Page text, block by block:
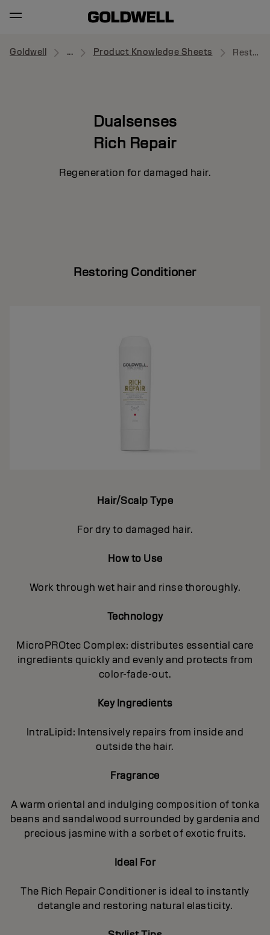
Goldwell ... Product Knowledge Sheets Restoring Conditioner
Dualsenses
Rich Repair
Regeneration for damaged hair.
Restoring Conditioner
Hair/Scalp Type
For dry to damaged hair.
How to Use
Work through wet hair and rinse thoroughly.
Technology
MicroPROtec Complex: distributes essential care
ingredients quickly and evenly and protects from
color-fade-out.
Key Ingredients
IntraLipid: Intensively repairs from inside and
outside the hair.
Fragrance
A warm oriental and indulging composition of tonka
beans and sandalwood surrounded by gardenia and
precious jasmine with a sorbet of exotic fruits.
Ideal For
The Rich Repair Conditioner is ideal to instantly
detangle and restoring natural elasticity.